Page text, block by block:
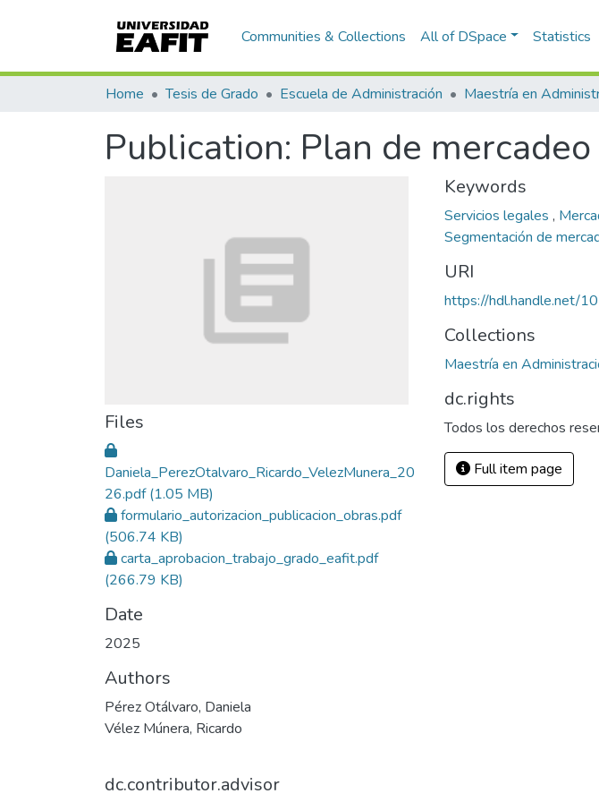
Communities & Collections All of DSpace Statistics
Home Tesis de Grado Escuela de Administración
Publication: Plan de
Files
Daniela_PerezOtalvaro_Ricardo_VelezMunera_20
26.pdf(1.05 MB)
formulario_autorizacion_publicacion_obras.pdf
(506.74 KB)
carta_aprobacion_trabajo_grado_eafit.pdf
(266.79 KB)
Date
2025
Authors
Pérez Otálvaro, Daniela
Vélez Múnera, Ricardo
dc.contributor.advisor
Keywords
Servicios legales ,
Segmentación de
URI
https://hdl.handle.net/
Collections
Maestría en
dc.rights
Todos los derechos
Full item page